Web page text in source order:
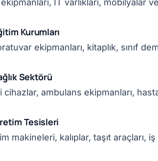
IT varlıkları, mobilyalar
Kurumları
ekipmanları, kitaplık, sınıf
Sektörü
cihazlar, ambulans ekipmanları,
Tesisleri
makineleri, kalıplar, taşıt araçları, iş